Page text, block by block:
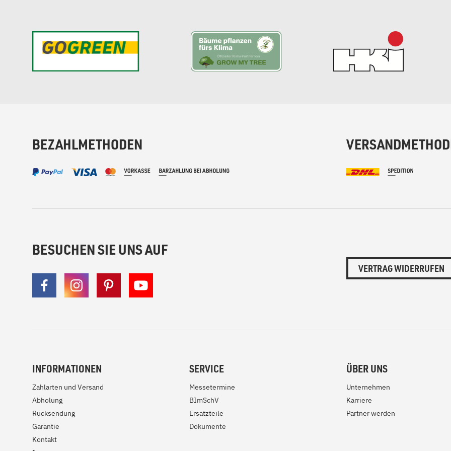
BEZAHLMETHODEN
BESUCHEN SIE UNS AUF
VERTRAG WIDERRUFEN
INFORMATIONEN
Zahlarten und Versand
Abholung
Rücksendung
Garantie
Kontakt
SERVICE
Messetermine
BImSchV
Ersatzteile
Dokumente
ÜBER UNS
Unternehmen
Karriere
Partner werden